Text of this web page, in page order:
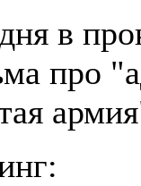
в
про